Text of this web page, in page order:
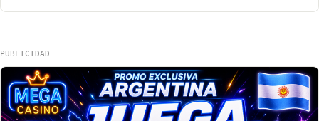
PUBLICIDAD